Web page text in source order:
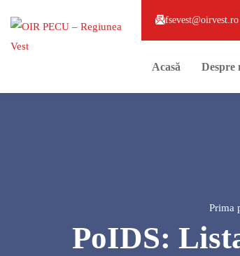
fsevest@oirvest.ro
Acasă Despre
Prima
PoIDS: